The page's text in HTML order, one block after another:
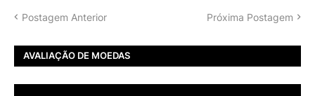
Postagem Anterior Próxima Postagem
AVALIAÇÃO DE MOEDAS